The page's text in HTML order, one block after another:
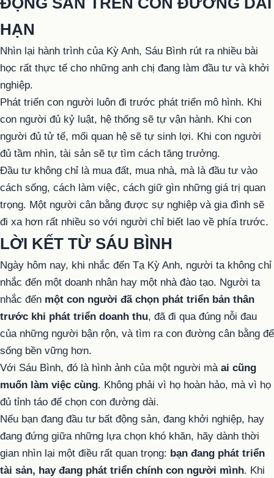
HẠN
Nhìn lại hành trình của Kỳ Anh, Sáu Bình rút ra nhiều bài
học rất thực tế cho những anh chị đang làm đầu tư và khởi
nghiệp.
Phát triển con người luôn đi trước phát triển mô hình. Khi
con người đủ kỷ luật, hệ thống sẽ tự vận hành. Khi con
người đủ tử tế, mối quan hệ sẽ tự sinh lợi. Khi con người
đủ tầm nhìn, tài sản sẽ tự tìm cách tăng trưởng.
Đầu tư không chỉ là mua đất, mua nhà, mà là đầu tư vào
cách sống, cách làm việc, cách giữ gìn những giá trị quan
trọng. Một người cân bằng được sự nghiệp và gia đình sẽ
đi xa hơn rất nhiều so với người chỉ biết lao về phía trước.
LỜI KẾT TỪ SÁU BÌNH
Ngày hôm nay, khi nhắc đến Tạ Kỳ Anh, người ta không chỉ
nhắc đến một doanh nhân hay một nhà đào tạo. Người ta
nhắc đến một con người đã chọn phát triển bản thân
trước khi phát triển doanh thu, đã đi qua đúng nỗi đau
của những người bận rộn, và tìm ra con đường cân bằng để
sống bền vững hơn.
Với Sáu Bình, đó là hình ảnh của một người mà ai cũng
muốn làm việc cùng. Không phải vì họ hoàn hảo, mà vì họ
đủ tỉnh táo để chọn con đường dài.
Nếu bạn đang đầu tư bất động sản, đang khởi nghiệp, hay
đang đứng giữa những lựa chọn khó khăn, hãy dành thời
gian nhìn lại một điều rất quan trọng: bạn đang phát triển
tài sản, hay đang phát triển chính con người mình. Khi